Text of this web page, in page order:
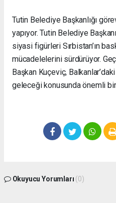
Tutin Belediye Başkanlığı
yapıyor. Tutin Belediye
siyasi figürleri Sırbistan’ın
mücadelelerini sürdürüyor.
Başkan Kuçeviç,
geleceği konusunda önemli
Okuyucu Yorumları (0)